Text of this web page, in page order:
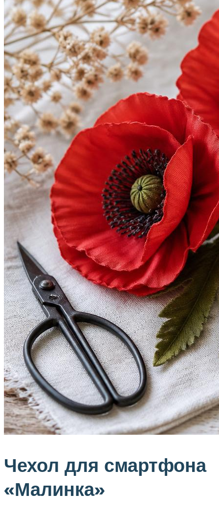
Чехол для смартфона
«Малинка»